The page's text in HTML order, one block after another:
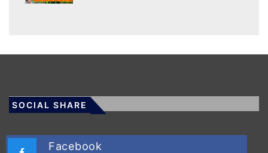
SOCIAL SHARE
Facebook